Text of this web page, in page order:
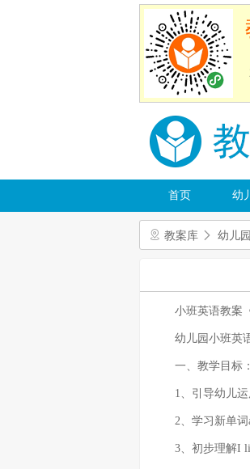
首页 幼
教案库 幼儿园
小班英语教案《
幼儿园小班英语
一、教学目标：
1、引导幼儿运
2、学习新单词
3、初步理解I